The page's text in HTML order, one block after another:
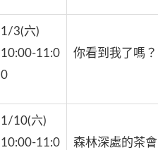
1/3(六)
10:00-11:0
0
你看到我了嗎？
1/10(六)
10:00-11:0
森林深處的茶會